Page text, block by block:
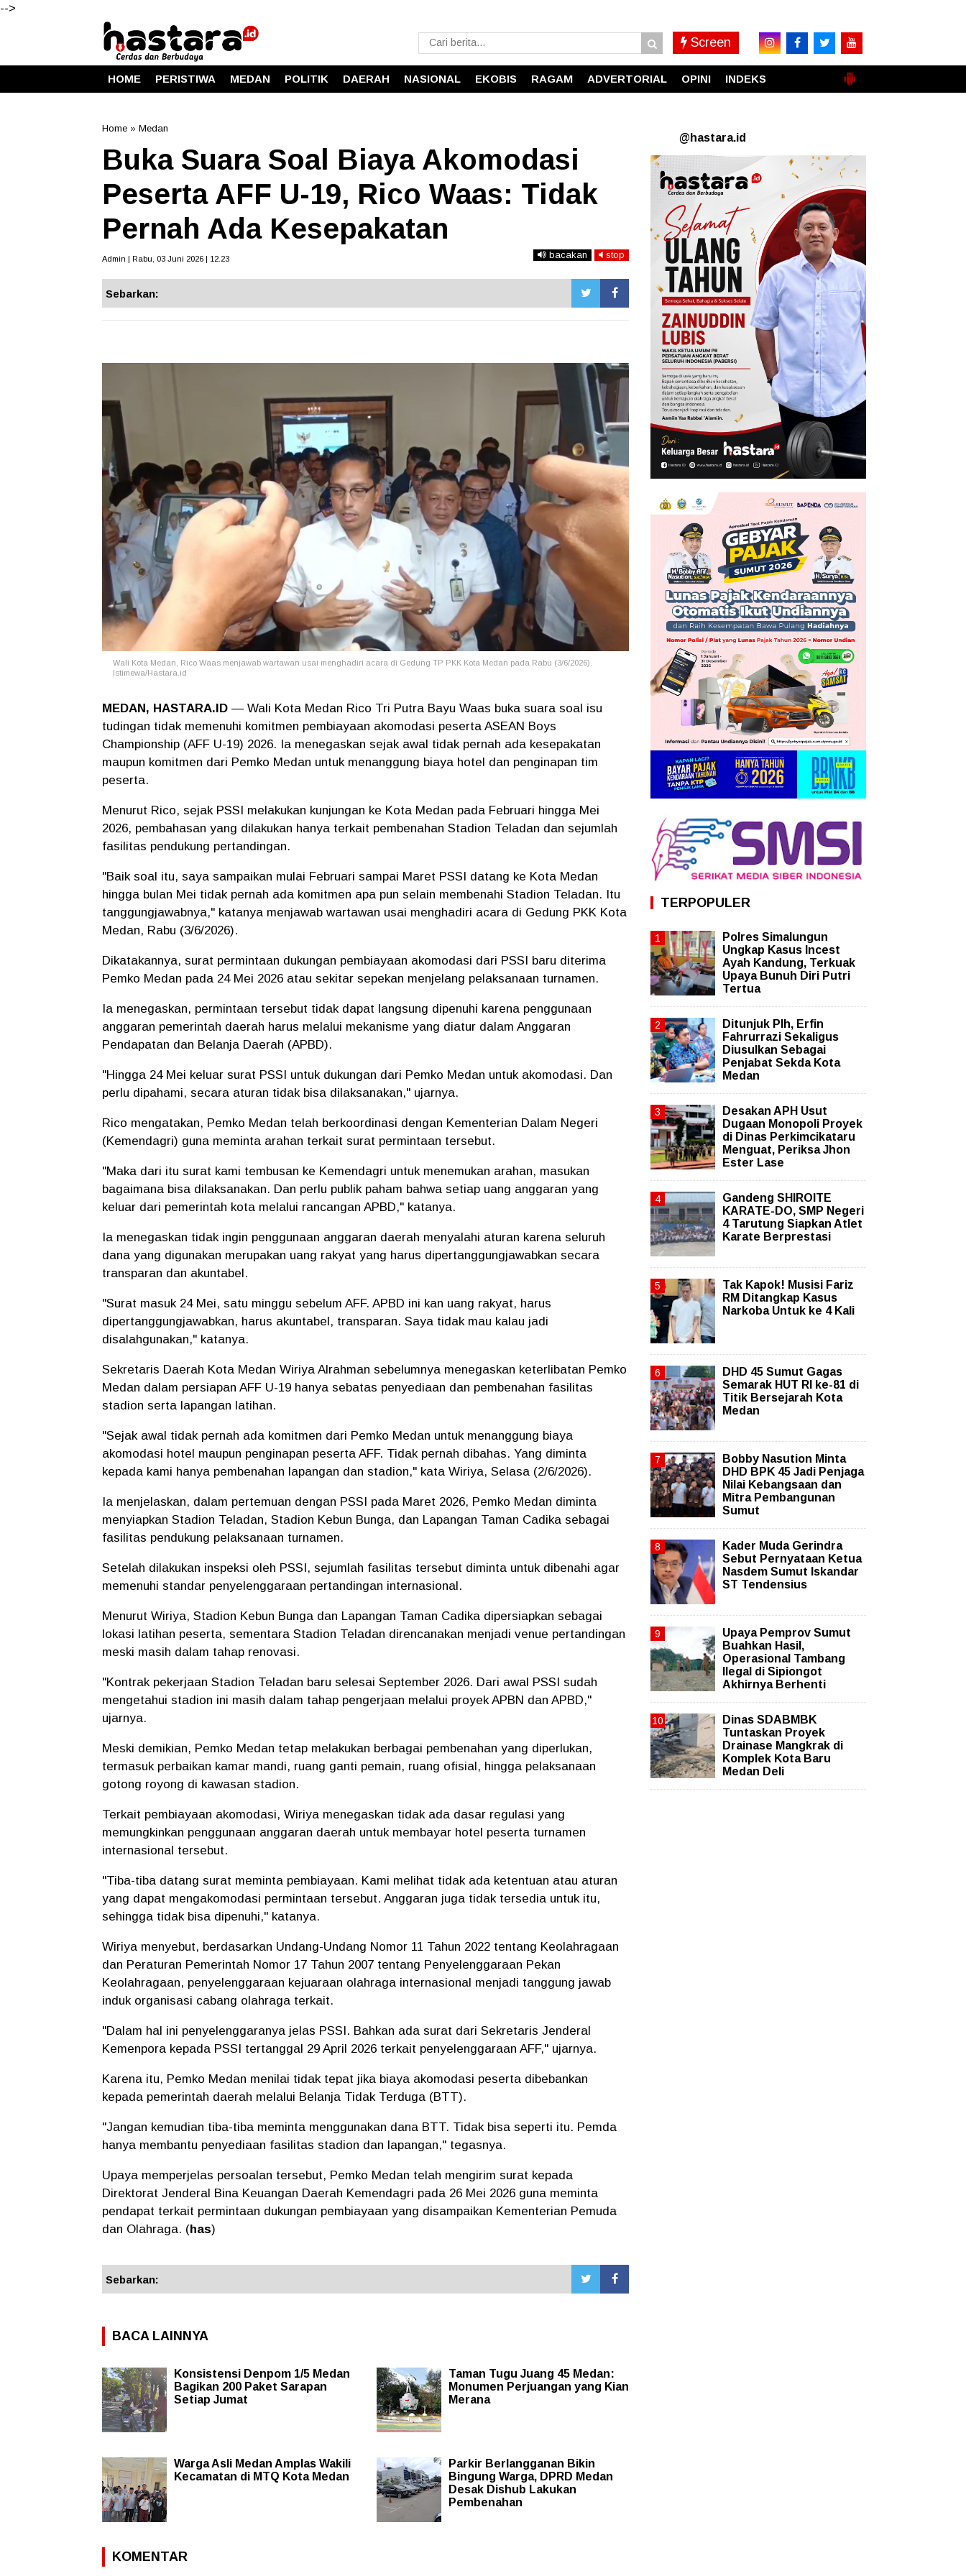
-->
Screen
HOME PERISTIWA MEDAN POLITIK DAERAH NASIONAL EKOBIS RAGAM ADVERTORIAL OPINI INDEKS
Home » Medan
Buka Suara Soal Biaya Akomodasi
Peserta AFF U-19, Rico Waas: Tidak
Pernah Ada Kesepakatan
Admin | Rabu, 03 Juni 2026 | 12.23 bacakan stop
Sebarkan:
Wali Kota Medan, Rico Waas menjawab wartawan usai menghadiri acara di Gedung TP PKK Kota Medan pada Rabu (3/6/2026).
Istimewa/Hastara.id
MEDAN, HASTARA.ID — Wali Kota Medan Rico Tri Putra Bayu Waas buka suara soal isu
tudingan tidak memenuhi komitmen pembiayaan akomodasi peserta ASEAN Boys
Championship (AFF U-19) 2026. Ia menegaskan sejak awal tidak pernah ada kesepakatan
maupun komitmen dari Pemko Medan untuk menanggung biaya hotel dan penginapan tim
peserta.
Menurut Rico, sejak PSSI melakukan kunjungan ke Kota Medan pada Februari hingga Mei
2026, pembahasan yang dilakukan hanya terkait pembenahan Stadion Teladan dan sejumlah
fasilitas pendukung pertandingan.
"Baik soal itu, saya sampaikan mulai Februari sampai Maret PSSI datang ke Kota Medan
hingga bulan Mei tidak pernah ada komitmen apa pun selain membenahi Stadion Teladan. Itu
tanggungjawabnya," katanya menjawab wartawan usai menghadiri acara di Gedung PKK Kota
Medan, Rabu (3/6/2026).
Dikatakannya, surat permintaan dukungan pembiayaan akomodasi dari PSSI baru diterima
Pemko Medan pada 24 Mei 2026 atau sekitar sepekan menjelang pelaksanaan turnamen.
Ia menegaskan, permintaan tersebut tidak dapat langsung dipenuhi karena penggunaan
anggaran pemerintah daerah harus melalui mekanisme yang diatur dalam Anggaran
Pendapatan dan Belanja Daerah (APBD).
"Hingga 24 Mei keluar surat PSSI untuk dukungan dari Pemko Medan untuk akomodasi. Dan
perlu dipahami, secara aturan tidak bisa dilaksanakan," ujarnya.
Rico mengatakan, Pemko Medan telah berkoordinasi dengan Kementerian Dalam Negeri
(Kemendagri) guna meminta arahan terkait surat permintaan tersebut.
"Maka dari itu surat kami tembusan ke Kemendagri untuk menemukan arahan, masukan
bagaimana bisa dilaksanakan. Dan perlu publik paham bahwa setiap uang anggaran yang
keluar dari pemerintah kota melalui rancangan APBD," katanya.
Ia menegaskan tidak ingin penggunaan anggaran daerah menyalahi aturan karena seluruh
dana yang digunakan merupakan uang rakyat yang harus dipertanggungjawabkan secara
transparan dan akuntabel.
"Surat masuk 24 Mei, satu minggu sebelum AFF. APBD ini kan uang rakyat, harus
dipertanggungjawabkan, harus akuntabel, transparan. Saya tidak mau kalau jadi
disalahgunakan," katanya.
Sekretaris Daerah Kota Medan Wiriya Alrahman sebelumnya menegaskan keterlibatan Pemko
Medan dalam persiapan AFF U-19 hanya sebatas penyediaan dan pembenahan fasilitas
stadion serta lapangan latihan.
"Sejak awal tidak pernah ada komitmen dari Pemko Medan untuk menanggung biaya
akomodasi hotel maupun penginapan peserta AFF. Tidak pernah dibahas. Yang diminta
kepada kami hanya pembenahan lapangan dan stadion," kata Wiriya, Selasa (2/6/2026).
Ia menjelaskan, dalam pertemuan dengan PSSI pada Maret 2026, Pemko Medan diminta
menyiapkan Stadion Teladan, Stadion Kebun Bunga, dan Lapangan Taman Cadika sebagai
fasilitas pendukung pelaksanaan turnamen.
Setelah dilakukan inspeksi oleh PSSI, sejumlah fasilitas tersebut diminta untuk dibenahi agar
memenuhi standar penyelenggaraan pertandingan internasional.
Menurut Wiriya, Stadion Kebun Bunga dan Lapangan Taman Cadika dipersiapkan sebagai
lokasi latihan peserta, sementara Stadion Teladan direncanakan menjadi venue pertandingan
meski masih dalam tahap renovasi.
"Kontrak pekerjaan Stadion Teladan baru selesai September 2026. Dari awal PSSI sudah
mengetahui stadion ini masih dalam tahap pengerjaan melalui proyek APBN dan APBD,"
ujarnya.
Meski demikian, Pemko Medan tetap melakukan berbagai pembenahan yang diperlukan,
termasuk perbaikan kamar mandi, ruang ganti pemain, ruang ofisial, hingga pelaksanaan
gotong royong di kawasan stadion.
Terkait pembiayaan akomodasi, Wiriya menegaskan tidak ada dasar regulasi yang
memungkinkan penggunaan anggaran daerah untuk membayar hotel peserta turnamen
internasional tersebut.
"Tiba-tiba datang surat meminta pembiayaan. Kami melihat tidak ada ketentuan atau aturan
yang dapat mengakomodasi permintaan tersebut. Anggaran juga tidak tersedia untuk itu,
sehingga tidak bisa dipenuhi," katanya.
Wiriya menyebut, berdasarkan Undang-Undang Nomor 11 Tahun 2022 tentang Keolahragaan
dan Peraturan Pemerintah Nomor 17 Tahun 2007 tentang Penyelenggaraan Pekan
Keolahragaan, penyelenggaraan kejuaraan olahraga internasional menjadi tanggung jawab
induk organisasi cabang olahraga terkait.
"Dalam hal ini penyelenggaranya jelas PSSI. Bahkan ada surat dari Sekretaris Jenderal
Kemenpora kepada PSSI tertanggal 29 April 2026 terkait penyelenggaraan AFF," ujarnya.
Karena itu, Pemko Medan menilai tidak tepat jika biaya akomodasi peserta dibebankan
kepada pemerintah daerah melalui Belanja Tidak Terduga (BTT).
"Jangan kemudian tiba-tiba meminta menggunakan dana BTT. Tidak bisa seperti itu. Pemda
hanya membantu penyediaan fasilitas stadion dan lapangan," tegasnya.
Upaya memperjelas persoalan tersebut, Pemko Medan telah mengirim surat kepada
Direktorat Jenderal Bina Keuangan Daerah Kemendagri pada 26 Mei 2026 guna meminta
pendapat terkait permintaan dukungan pembiayaan yang disampaikan Kementerian Pemuda
dan Olahraga. (has)
Sebarkan:
BACA LAINNYA
Konsistensi Denpom 1/5 Medan
Bagikan 200 Paket Sarapan
Setiap Jumat
Taman Tugu Juang 45 Medan:
Monumen Perjuangan yang Kian
Merana
Warga Asli Medan Amplas Wakili
Kecamatan di MTQ Kota Medan
Parkir Berlangganan Bikin
Bingung Warga, DPRD Medan
Desak Dishub Lakukan
Pembenahan
KOMENTAR
@hastara.id
TERPOPULER
Polres Simalungun
Ungkap Kasus Incest
Ayah Kandung, Terkuak
Upaya Bunuh Diri Putri
Tertua
Ditunjuk Plh, Erfin
Fahrurrazi Sekaligus
Diusulkan Sebagai
Penjabat Sekda Kota
Medan
Desakan APH Usut
Dugaan Monopoli Proyek
di Dinas Perkimcikataru
Menguat, Periksa Jhon
Ester Lase
Gandeng SHIROITE
KARATE-DO, SMP Negeri
4 Tarutung Siapkan Atlet
Karate Berprestasi
Tak Kapok! Musisi Fariz
RM Ditangkap Kasus
Narkoba Untuk ke 4 Kali
DHD 45 Sumut Gagas
Semarak HUT RI ke-81 di
Titik Bersejarah Kota
Medan
Bobby Nasution Minta
DHD BPK 45 Jadi Penjaga
Nilai Kebangsaan dan
Mitra Pembangunan
Sumut
Kader Muda Gerindra
Sebut Pernyataan Ketua
Nasdem Sumut Iskandar
ST Tendensius
Upaya Pemprov Sumut
Buahkan Hasil,
Operasional Tambang
Ilegal di Sipiongot
Akhirnya Berhenti
Dinas SDABMBK
Tuntaskan Proyek
Drainase Mangkrak di
Komplek Kota Baru
Medan Deli